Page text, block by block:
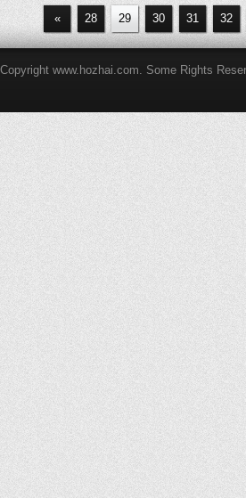
1、
没有
« 28 29 30 31 32
Copyright www.hozhai.com. Some Rights